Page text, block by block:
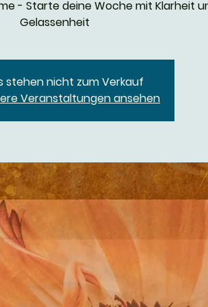
- Starte deine Woche mit Klarheit
Gelassenheit
stehen nicht zum Verkauf
Veranstaltungen ansehen